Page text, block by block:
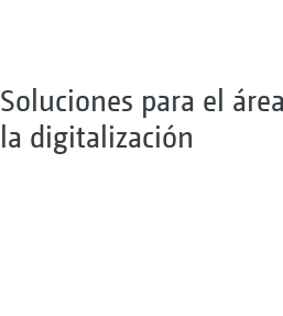
Soluciones para el
la digitalización